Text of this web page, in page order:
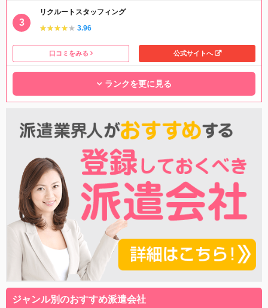
リクルートスタッフィング
★★★★★
★★★★★ 3.96
口コミをみる 公式サイトへ
ランクを更に見る
ジャンル別のおすすめ派遣会社